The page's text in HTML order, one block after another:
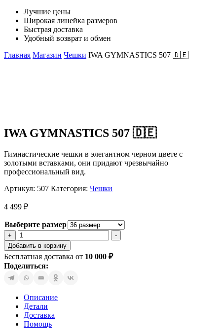
Лучшие цены
Широкая линейка размеров
Быстрая доставка
Удобный возврат и обмен
Главная Магазин Чешки IWA GYMNASTICS 507 🇩🇪
IWA GYMNASTICS 507 🇩🇪
Гимнастические чешки в элегантном черном цвете с
золотыми вставками, они придают чрезвычайно
профессиональный вид.
Артикул: 507 Категория: Чешки
4 499 ₽
Выберите размер
+
Количество
товара
IWA
GYMNASTICS
507
🇩🇪
-
Добавить в корзину
Бесплатная доставка от 10 000 ₽
Поделиться:
Описание
Детали
Доставка
Помощь